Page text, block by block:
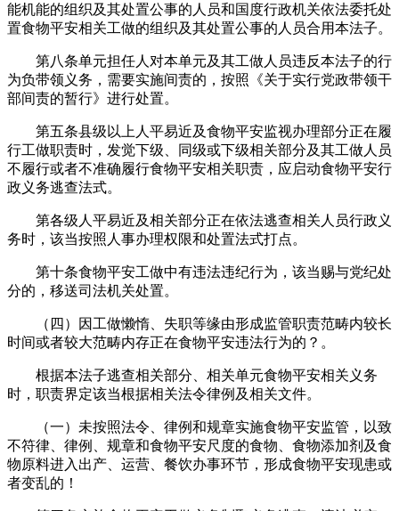
能机能的组织及其处置公事的人员和国度行政机关依法委托处
置食物平安相关工做的组织及其处置公事的人员合用本法子。
第八条单元担任人对本单元及其工做人员违反本法子的行
为负带领义务，需要实施间责的，按照《关于实行党政带领干
部间责的暂行》进行处置。
第五条县级以上人平易近及食物平安监视办理部分正在履
行工做职责时，发觉下级、同级或下级相关部分及其工做人员
不履行或者不准确履行食物平安相关职责，应启动食物平安行
政义务逃查法式。
第各级人平易近及相关部分正在依法逃查相关人员行政义
务时，该当按照人事办理权限和处置法式打点。
第十条食物平安工做中有违法违纪行为，该当赐与党纪处
分的，移送司法机关处置。
（四）因工做懒惰、失职等缘由形成监管职责范畴内较长
时间或者较大范畴内存正在食物平安违法行为的？。
根据本法子逃查相关部分、相关单元食物平安相关义务
时，职责界定该当根据相关法令律例及相关文件。
（一）未按照法令、律例和规章实施食物平安监管，以致
不符律、律例、规章和食物平安尺度的食物、食物添加剂及食
物原料进入出产、运营、餐饮办事环节，形成食物平安现患或
者变乱的！